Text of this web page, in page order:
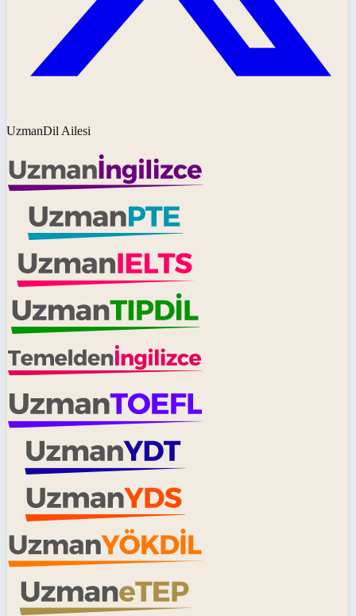
UzmanDil Ailesi